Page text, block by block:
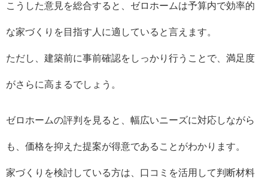
こうした意見を総合すると、ゼロホームは予算内で効率的
な家づくりを目指す人に適していると言えます。
ただし、建築前に事前確認をしっかり行うことで、満足度
がさらに高まるでしょう。
ゼロホームの評判を見ると、幅広いニーズに対応しながら
も、価格を抑えた提案が得意であることがわかります。
家づくりを検討している方は、口コミを活用して判断材料